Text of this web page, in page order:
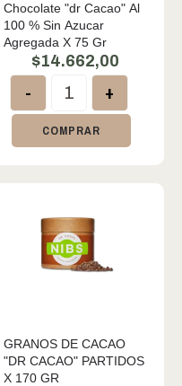
Chocolate "dr Cacao" Al
100 % Sin Azucar
Agregada X 75 Gr
$14.662,00
- +
COMPRAR
GRANOS DE CACAO
"DR CACAO" PARTIDOS
X 170 GR